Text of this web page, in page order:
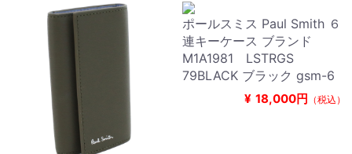
ポールスミス Paul Smith ６
連キーケース ブランド
M1A1981 LSTRGS
79BLACK ブラック gsm-6
¥ 18,000円 （税込）